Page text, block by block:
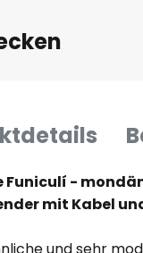
-
mit Kabel